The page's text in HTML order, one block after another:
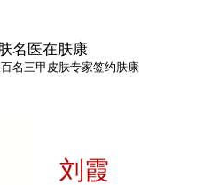
名医在肤康
名三甲皮肤专家签约肤康
刘霞